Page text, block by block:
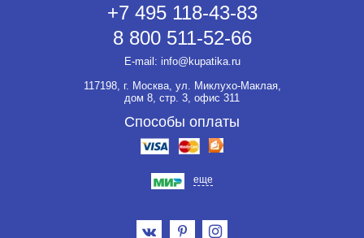
+7 495 118-43-83
8 800 511-52-66
E-mail: info@kupatika.ru
117198, г. Москва, ул. Миклухо-Маклая,
дом 8, стр. 3, офис 311
Способы оплаты
еще